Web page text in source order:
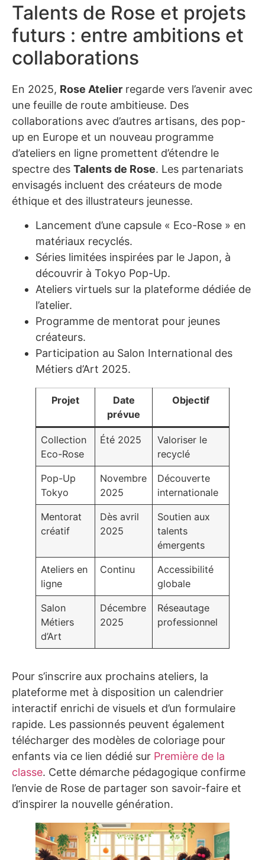
Talents de Rose et projets
futurs : entre ambitions et
collaborations
En 2025, Rose Atelier regarde vers l’avenir avec
une feuille de route ambitieuse. Des
collaborations avec d’autres artisans, des pop-
up en Europe et un nouveau programme
d’ateliers en ligne promettent d’étendre le
spectre des Talents de Rose. Les partenariats
envisagés incluent des créateurs de mode
éthique et des illustrateurs jeunesse.
Lancement d’une capsule « Eco-Rose » en
matériaux recyclés.
Séries limitées inspirées par le Japon, à
découvrir à Tokyo Pop-Up.
Ateliers virtuels sur la plateforme dédiée de
l’atelier.
Programme de mentorat pour jeunes
créateurs.
Participation au Salon International des
Métiers d’Art 2025.
Projet
Date
prévue
Objectif
Collection
Eco-Rose
Été 2025
Valoriser le
recyclé
Pop-Up
Tokyo
Novembre
2025
Découverte
internationale
Mentorat
créatif
Dès avril
2025
Soutien aux
talents
émergents
Ateliers en
ligne
Continu
Accessibilité
globale
Salon
Métiers
d’Art
Décembre
2025
Réseautage
professionnel
Pour s’inscrire aux prochains ateliers, la
plateforme met à disposition un calendrier
interactif enrichi de visuels et d’un formulaire
rapide. Les passionnés peuvent également
télécharger des modèles de coloriage pour
enfants via ce lien dédié sur Première de la
classe. Cette démarche pédagogique confirme
l’envie de Rose de partager son savoir-faire et
d’inspirer la nouvelle génération.